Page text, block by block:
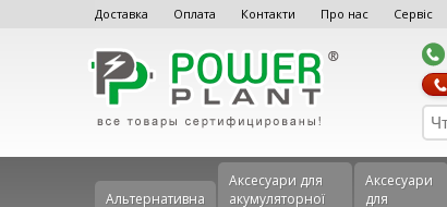
Доставка Оплата Контакти Про нас Сервіс
Альтернативна
Аксесуари для
акумуляторної
Аксесуари
для